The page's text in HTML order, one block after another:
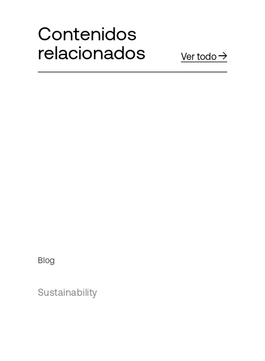
Contenidos
relacionados
Ver todo
Blog
Sustainability